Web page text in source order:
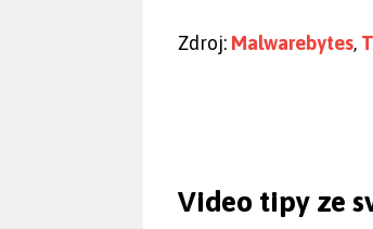
Zdroj: Malwarebytes,
Video tipy ze